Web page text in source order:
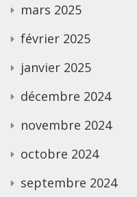
mars 2025
février 2025
janvier 2025
décembre 2024
novembre 2024
octobre 2024
septembre 2024